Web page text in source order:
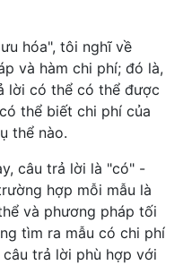
hóa", tôi nghĩ về
và hàm chi phí; đó là,
lời có thể có thể được
thể biết chi phí của
thể nào.
câu trả lời là "có" -
hợp mỗi mẫu là
và phương pháp tối
tìm ra mẫu có chi phí
trả lời phù hợp với